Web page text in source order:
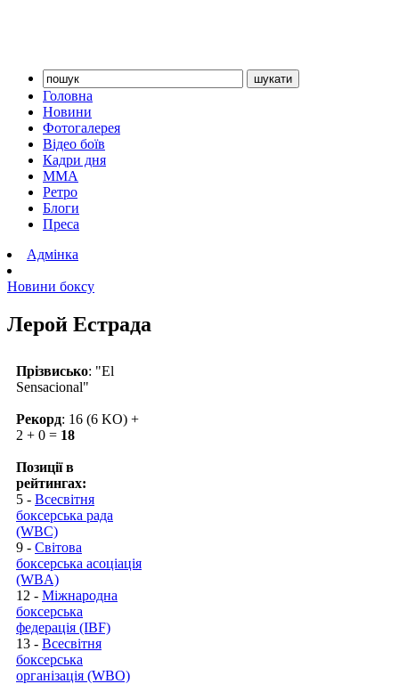
Головна
Новини
Фотогалерея
Відео боїв
Кадри дня
ММА
Ретро
Блоги
Преса
Адмінка
Новини боксу
Лерой Естрада
Прізвисько: "El
Sensacional"
Рекорд: 16 (6 KO) +
2 + 0 = 18
Позиції в
рейтингах:
5 - Всесвітня
боксерська рада
(WBC)
9 - Світова
боксерська асоціація
(WBA)
12 - Міжнародна
боксерська
федерація (IBF)
13 - Всесвітня
боксерська
організація (WBO)